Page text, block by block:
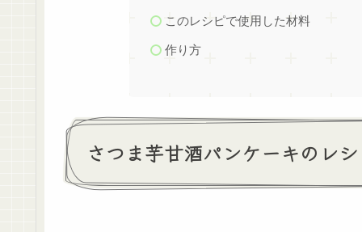
このレシピで使用した材料
作り方
さつま芋甘酒パンケーキのレ